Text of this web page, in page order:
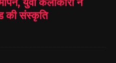
की संस्कृति